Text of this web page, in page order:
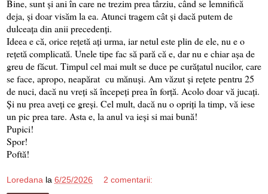
Bine, sunt și ani în care ne trezim prea târziu, când se lemnifică
deja, și doar visăm la ea. Atunci tragem cât și dacă putem de
dulceața din anii precedenți.
Ideea e că, orice rețetă ați urma, iar netul este plin de ele, nu e o
rețetă complicată. Unele tipe fac să pară că e, dar nu e chiar așa de
greu de făcut. Timpul cel mai mult se duce pe curățatul nucilor, care
se face, apropo, neapărat cu mănuși. Am văzut și rețete pentru 25
de nuci, dacă nu vreți să începeți prea în forță. Acolo doar vă jucați.
Și nu prea aveți ce greși. Cel mult, dacă nu o opriți la timp, vă iese
un pic prea tare. Asta e, la anul va ieși si mai bună!
Pupici!
Spor!
Poftă!
Loredana la 6/25/2026 2 comentarii: